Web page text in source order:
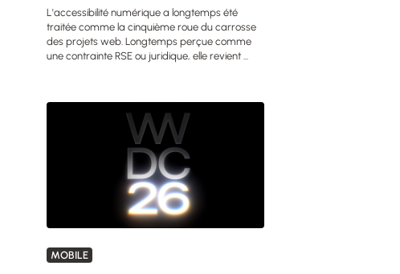
L'accessibilité numérique a longtemps été
traitée comme la cinquième roue du carrosse
des projets web. Longtemps perçue comme
une contrainte RSE ou juridique, elle revient ...
MOBILE